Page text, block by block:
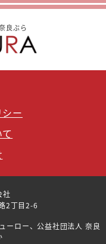
良ぶら
ー
社
2丁目2-6
ーロー、公益社団法人 奈良